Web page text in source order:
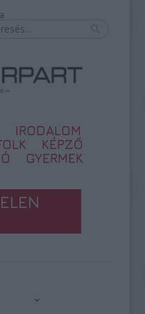
IRODALOM
KÉPZŐ
GYERMEK